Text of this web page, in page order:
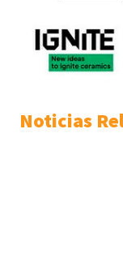
Noticias